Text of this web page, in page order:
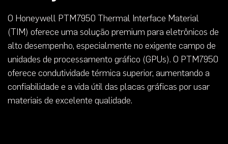
O Honeywell PTM7950 Thermal Interface Material
(TIM) oferece uma solução premium para eletrônicos de
alto desempenho, especialmente no exigente campo de
unidades de processamento gráfico (GPUs). O PTM7950
oferece condutividade térmica superior, aumentando a
confiabilidade e a vida útil das placas gráficas por usar
materiais de excelente qualidade.